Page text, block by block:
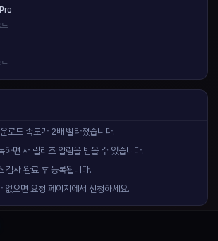
로드 속도가 2배 빨라졌습니다.
하면 새 릴리즈 알림을 받을 수 있습니다.
사 완료 후 등록됩니다.
으면 요청 페이지에서 신청하세요.